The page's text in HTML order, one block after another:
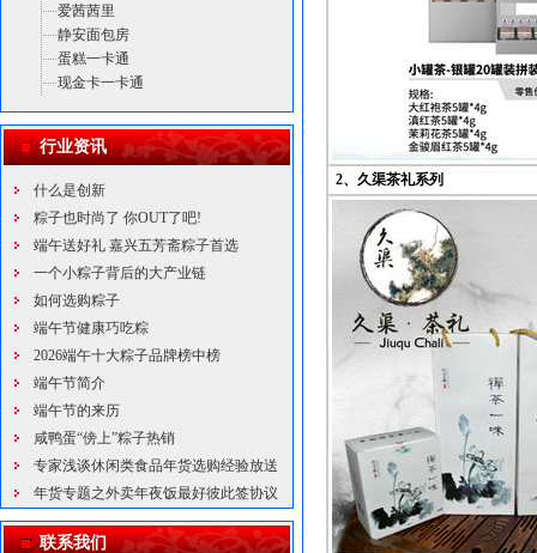
爱茜茜里
静安面包房
蛋糕一卡通
现金卡一卡通
行业资讯
什么是创新
粽子也时尚了 你OUT了吧!
端午送好礼 嘉兴五芳斋粽子首选
一个小粽子背后的大产业链
如何选购粽子
端午节健康巧吃粽
2026端午十大粽子品牌榜中榜
端午节简介
端午节的来历
咸鸭蛋“傍上”粽子热销
专家浅谈休闲类食品年货选购经验放送
年货专题之外卖年夜饭最好彼此签协议
联系我们
2、久渠茶礼系列